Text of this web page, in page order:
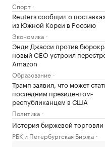
Спорт
Reuters сообщил о
из Южной Кореи в Россию
Экономика
Энди Джасси против
новый CEO устроил
Amazon
Образование
Трамп заявил, что может
последним президентом-
республиканцем в США
Политика
История биржевой торговли
РБК и Петербургская Биржа